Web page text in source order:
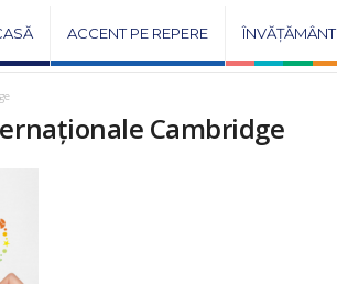
ACCENT PE REPERE ÎNVĂȚĂMÂNT
Cambridge